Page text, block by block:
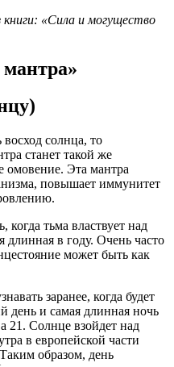
«Сила и могущество
солнца, то
станет такой же
омовение. Эта мантра
повышает иммунитет
когда тьма властвует над
длинная в году. Очень часто
может быть как
заранее, когда будет
день и самая длинная ночь
21. Солнце взойдет над
в европейской части
образом, день